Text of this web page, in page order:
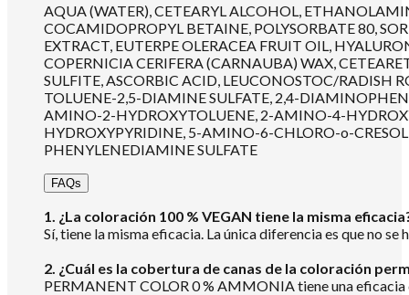
AQUA (WATER), CETEARYL ALCOHOL,
COCAMIDOPROPYL BETAINE, POLYSORBATE 80,
EXTRACT, EUTERPE OLERACEA FRUIT OIL,
COPERNICIA CERIFERA (CARNAUBA) WAX,
SULFITE, ASCORBIC ACID, LEUCONOSTOC/RADISH
TOLUENE-2,5-DIAMINE SULFATE, 2,4-
AMINO-2-HYDROXYTOLUENE, 2-AMINO-4-
HYDROXYPYRIDINE, 5-AMINO-6-CHLORO-o-
PHENYLENEDIAMINE SULFATE
FAQs
1. ¿La coloración 100 % VEGAN tiene la misma
Sí, tiene la misma eficacia. La única diferencia es que no
2. ¿Cuál es la cobertura de canas de la coloración
PERMANENT COLOR 0 % AMMONIA tiene una eficacia